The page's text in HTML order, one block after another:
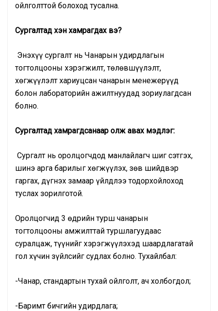
ойлголттой болоход тусална.
Сургалтад хэн хамрагдах вэ?
Энэхүү сургалт нь Чанарын удирдлагын
тогтолцооны хэрэгжилт, төлөвшүүлэлт,
хөгжүүлэлт хариуцсан чанарын менежерүүд
болон лабораторийн ажилтнуудад зориулагдсан
болно.
Сургалтад хамрагдсанаар олж авах мэдлэг:
Сургалт нь оролцогчдод манлайлагч шиг сэтгэх,
шинэ арга барилыг хөгжүүлэх, зөв шийдвэр
гаргах, дүгнэх замаар үйлдлээ тодорхойлоход
туслах зорилготой.
Оролцогчид 3 өдрийн турш чанарын
тогтолцооны амжилттай туршлагуудаас
суралцаж, түүнийг хэрэгжүүлэхэд шаардлагатай
гол хүчин зүйлсийг судлах болно. Тухайлбал:
-Чанар, стандартын тухай ойлголт, ач холбогдол;
-Баримт бичгийн удирдлага;